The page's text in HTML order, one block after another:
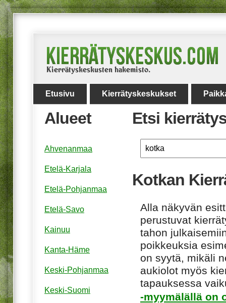
Etusivu Kierrätyskeskukset
Etsi
Kotkan
Alla näkyvän
perustuvat
tahon
poikkeuksia
on syytä, mikäli
aukiolot myös
tapauksessa
-myymälällä on
Alueet
Ahvenanmaa
Etelä-Karjala
Etelä-Pohjanmaa
Etelä-Savo
Kainuu
Kanta-Häme
Keski-Pohjanmaa
Keski-Suomi